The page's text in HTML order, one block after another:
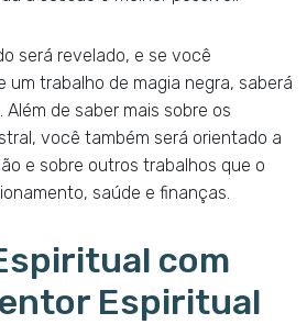
será revelado, e se você
um trabalho de magia negra, saberá
de saber mais sobre os
você também será orientado a
e sobre outros trabalhos que o
saúde e finanças.
com
Espiritual